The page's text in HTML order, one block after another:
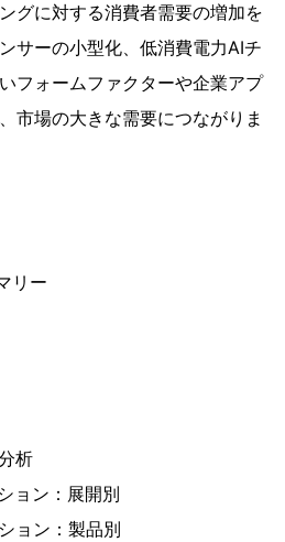
グに対する消費者需要の増加を
サーの小型化、低消費電力AIチ
フォームファクターや企業アプ
市場の大きな需要につながりま
リー
析
ョン：展開別
ョン：製品別